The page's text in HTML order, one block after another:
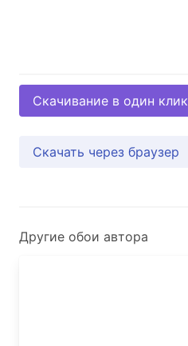
Скачивание в один клик
Скачать через браузер
Другие обои автора